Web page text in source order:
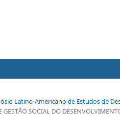
Latino-Americano de Estudos de
GESTÃO SOCIAL DO